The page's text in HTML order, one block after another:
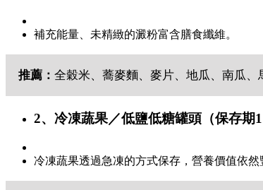
補充能量、未精緻的澱粉富含膳食纖維。
推薦： 全穀米、蕎麥麵、麥片、地瓜、南瓜、
2、冷凍蔬果／低鹽低糖罐頭（保存期1
冷凍蔬果透過急凍的方式保存，營養價值依然